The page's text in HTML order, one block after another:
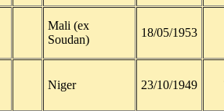
Mali (ex
Soudan)
18/05/1953
Niger 23/10/1949